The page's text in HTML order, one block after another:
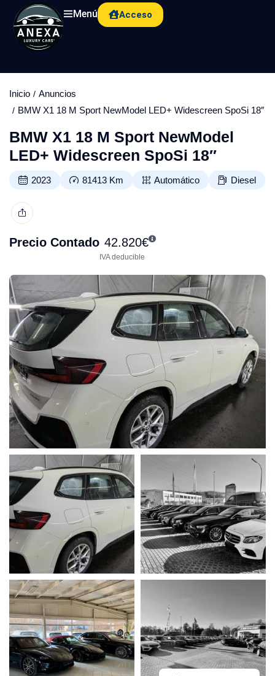
Menú Acceso
Inicio
Anuncios
BMW X1 18 M Sport NewModel LED+ Widescreen SpoSi 18″
BMW X1 18 M Sport NewModel
LED+ Widescreen SpoSi 18″
2023 81413 Km Automático Diesel
Precio Contado 42.820€
IVA deducible